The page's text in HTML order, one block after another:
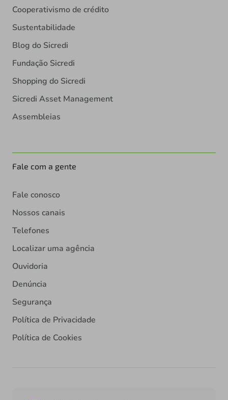
Cooperativismo de crédito
Sustentabilidade
Blog do Sicredi
Fundação Sicredi
Shopping do Sicredi
Sicredi Asset Management
Assembleias
Fale com a gente
Fale conosco
Nossos canais
Telefones
Localizar uma agência
Ouvidoria
Denúncia
Segurança
Política de Privacidade
Política de Cookies